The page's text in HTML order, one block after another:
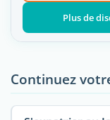
Plus de
Continuez